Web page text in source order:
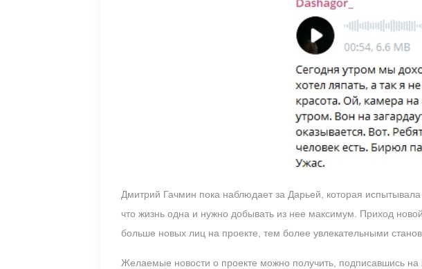
Дмитрий Гачмин пока наблюдает за Дарьей, которая
что жизнь одна и нужно добывать из нее максимум. Приход
больше новых лиц на проекте, тем более увлекательными
Желаемые новости о проекте можно получить, подписавшись на